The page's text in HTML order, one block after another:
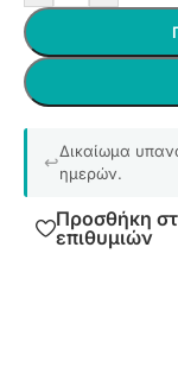
Δικαίωμα
ημερών.
Προσθήκη
επιθυμιών